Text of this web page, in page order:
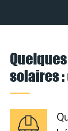
solaires